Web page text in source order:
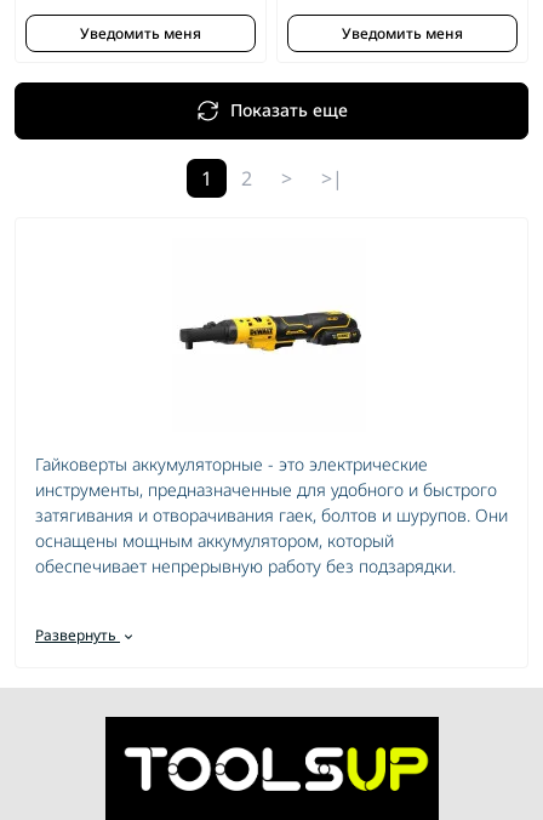
Уведомить меня Уведомить меня
Показать еще
1 2 > >|
Гайковерты аккумуляторные - это электрические
инструменты, предназначенные для удобного и быстрого
затягивания и отворачивания гаек, болтов и шурупов. Они
оснащены мощным аккумулятором, который
обеспечивает непрерывную работу без подзарядки.
удобными в использовании в любых условиях. Благодаря
могут использоваться для работы с различными видами
крепежных элементов.
Преимущества покупки в интернет-магазине Toolsup в
Развернуть